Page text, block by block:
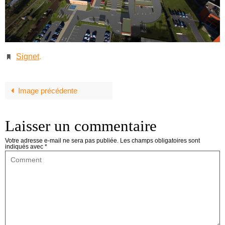
Signet.
Image précédente
Laisser un commentaire
Votre adresse e-mail ne sera pas publiée. Les champs obligatoires sont
indiqués avec *